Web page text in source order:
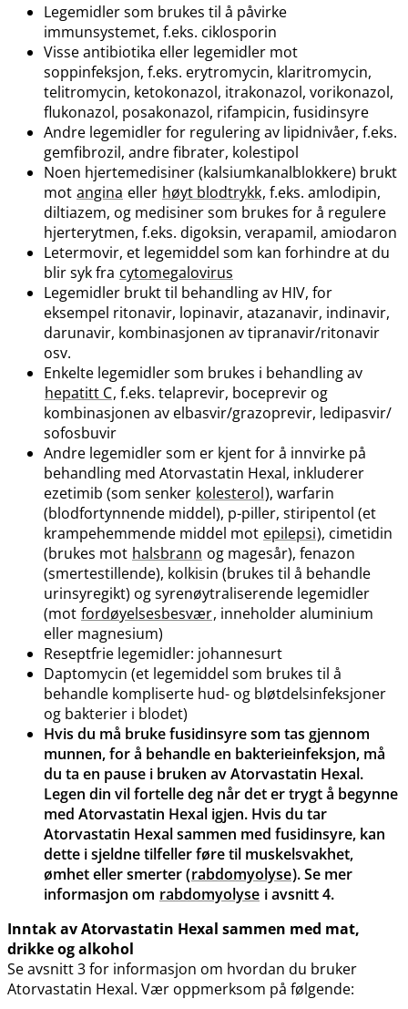
Legemidler som brukes til å påvirke
immunsystemet, f.eks. ciklosporin
Visse antibiotika eller legemidler mot
soppinfeksjon, f.eks. erytromycin, klaritromycin,
telitromycin, ketokonazol, itrakonazol, vorikonazol,
flukonazol, posakonazol, rifampicin, fusidinsyre
Andre legemidler for regulering av lipidnivåer, f.eks.
gemfibrozil, andre fibrater, kolestipol
Noen hjertemedisiner (kalsiumkanalblokkere) brukt
mot angina eller høyt blodtrykk, f.eks. amlodipin,
diltiazem, og medisiner som brukes for å regulere
hjerterytmen, f.eks. digoksin, verapamil, amiodaron
Letermovir, et legemiddel som kan forhindre at du
blir syk fra cytomegalovirus
Legemidler brukt til behandling av HIV, for
eksempel ritonavir, lopinavir, atazanavir, indinavir,
darunavir, kombinasjonen av tipranavir​/​ritonavir
osv.
Enkelte legemidler som brukes i behandling av
hepatitt C, f.eks. telaprevir, boceprevir og
kombinasjonen av elbasvir​/​grazoprevir, ledipasvir​/​
sofosbuvir
Andre legemidler som er kjent for å innvirke på
behandling med Atorvastatin Hexal, inkluderer
ezetimib (som senker kolesterol), warfarin
(blodfortynnende middel), p-piller, stiripentol (et
krampehemmende middel mot epilepsi), cimetidin
(brukes mot halsbrann og magesår), fenazon
(smertestillende), kolkisin (brukes til å behandle
urinsyregikt) og syrenøytraliserende legemidler
(mot fordøyelsesbesvær, inneholder aluminium
eller magnesium)
Reseptfrie legemidler: johannesurt
Daptomycin (et legemiddel som brukes til å
behandle kompliserte hud- og bløtdelsinfeksjoner
og bakterier i blodet)
Hvis du må bruke fusidinsyre som tas gjennom
munnen, for å behandle en bakterieinfeksjon, må
du ta en pause i bruken av Atorvastatin Hexal.
Legen din vil fortelle deg når det er trygt å begynne
med Atorvastatin Hexal igjen. Hvis du tar
Atorvastatin Hexal sammen med fusidinsyre, kan
dette i sjeldne tilfeller føre til muskelsvakhet,
ømhet eller smerter (rabdomyolyse). Se mer
informasjon om rabdomyolyse i avsnitt 4.
Inntak av Atorvastatin Hexal sammen med mat,
drikke og alkohol
Se avsnitt 3 for informasjon om hvordan du bruker
Atorvastatin Hexal. Vær oppmerksom på følgende: